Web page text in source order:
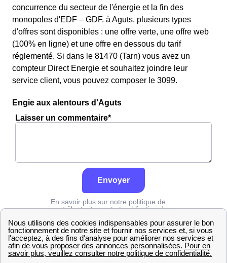
concurrence du secteur de l'énergie et la fin des
monopoles d'EDF – GDF. à Aguts, plusieurs types
d'offres sont disponibles : une offre verte, une offre web
(100% en ligne) et une offre en dessous du tarif
réglementé. Si dans le 81470 (Tarn) vous avez un
compteur Direct Energie et souhaitez joindre leur
service client, vous pouvez composer le 3099.
Engie aux alentours d'Aguts
Laisser un commentaire*
Envoyer
En savoir plus sur notre politique de
contrôle, traitement et publication des
Engie Tarn Aguts